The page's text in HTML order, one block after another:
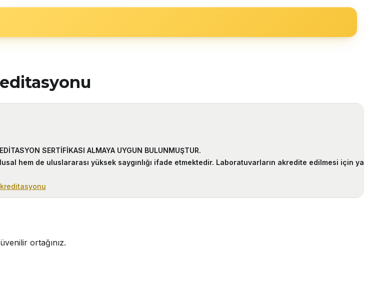
SERTİFİKASI ALMAYA UYGUN BULUNMUŞTUR.
hem de uluslararası yüksek saygınlığı ifade etmektedir. Laboratuvarların akredite edilmesi için
ortağınız.